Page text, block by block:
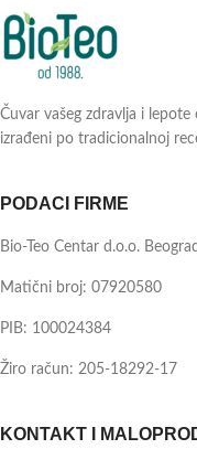
Čuvar vašeg zdravlja i
izrađeni po tradicionalnoj
PODACI FIRME
Bio-Teo Centar d.o.o. Beograd
Matični broj: 07920580
PIB: 100024384
Žiro račun: 205-18292-17
KONTAKT I